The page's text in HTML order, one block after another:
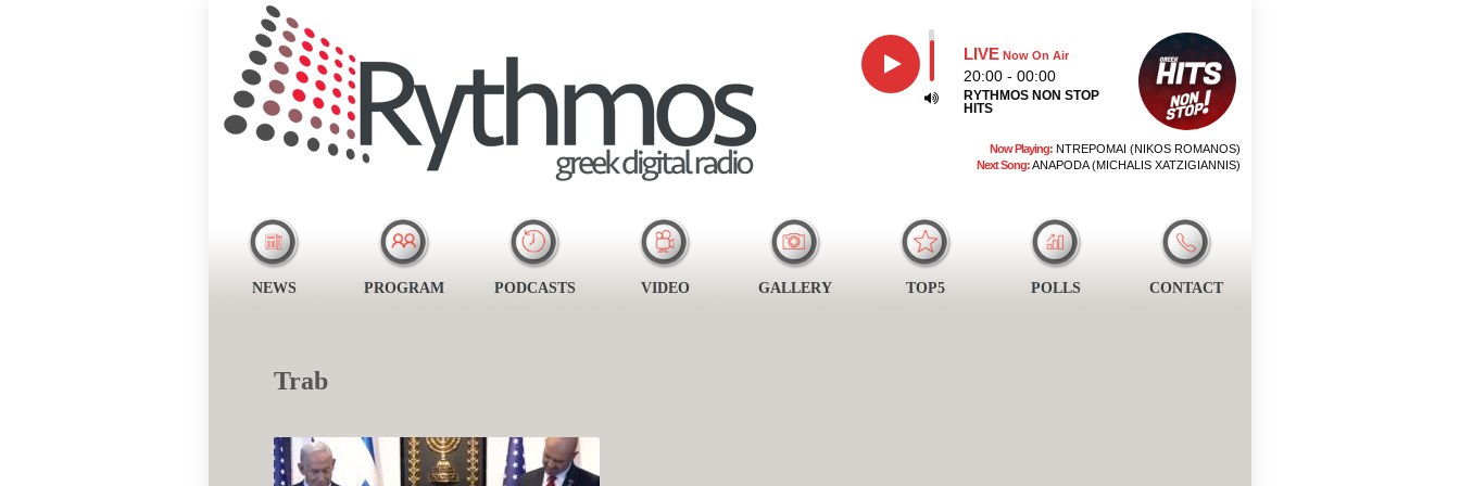
LIVE Now On Air
20:00 - 00:00
RYTHMOS NON STOP
HITS
Now Playing: NTREPOMAI (NIKOS ROMANOS)
Next Song:ANAPODA (MICHALIS XATZIGIANNIS)
NEWS PROGRAM PODCASTS VIDEO GALLERY TOP5 POLLS CONTACT
Trab